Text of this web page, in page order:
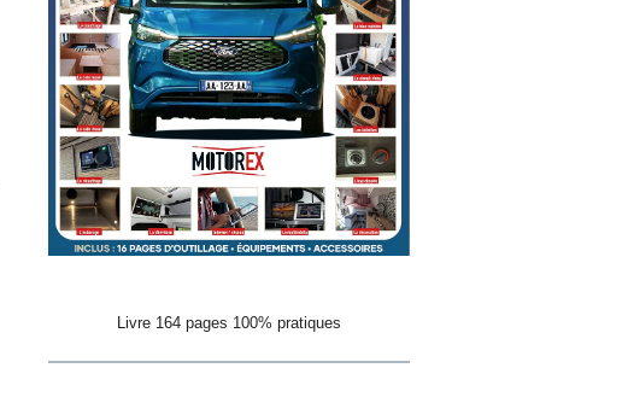
Livre 164 pages 100% pratiques